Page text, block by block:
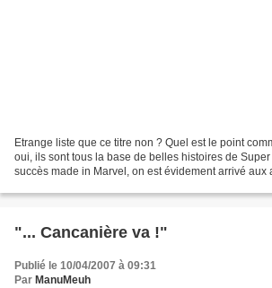
Etrange liste que ce titre non ? Quel est le point
oui, ils sont tous la base de belles histoires de
succès made in Marvel, on est évidement arrivé aux
"... Cancanière va !"
Publié le 10/04/2007 à 09:31
Par ManuMeuh